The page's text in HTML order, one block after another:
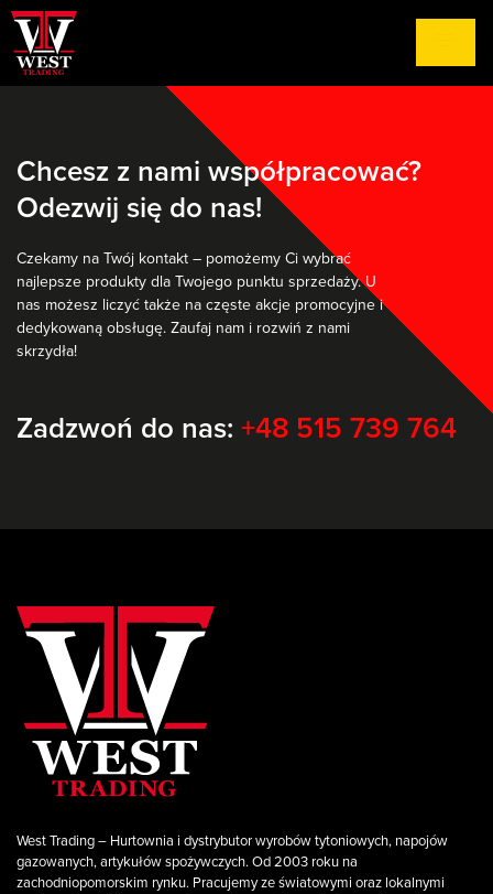
Chcesz z nami współpracować?
Odezwij się do nas!
Czekamy na Twój kontakt – pomożemy Ci wybrać
najlepsze produkty dla Twojego punktu sprzedaży. U
nas możesz liczyć także na częste akcje promocyjne i
dedykowaną obsługę. Zaufaj nam i rozwiń z nami
skrzydła!
Zadzwoń do nas: +48 515 739 764
West Trading – Hurtownia i dystrybutor wyrobów tytoniowych, napojów
gazowanych, artykułów spożywczych. Od 2003 roku na
zachodniopomorskim rynku. Pracujemy ze światowymi oraz lokalnymi